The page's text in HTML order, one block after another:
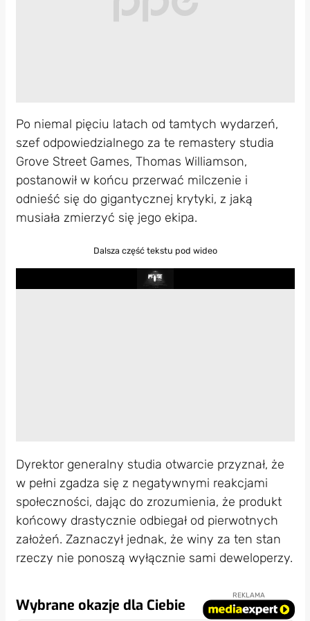
Po niemal pięciu latach od tamtych wydarzeń,
szef odpowiedzialnego za te remastery studia
Grove Street Games, Thomas Williamson,
postanowił w końcu przerwać milczenie i
odnieść się do gigantycznej krytyki, z jaką
musiała zmierzyć się jego ekipa.
Dalsza część tekstu pod wideo
Play
Dyrektor generalny studia otwarcie przyznał, że
w pełni zgadza się z negatywnymi reakcjami
społeczności, dając do zrozumienia, że produkt
końcowy drastycznie odbiegał od pierwotnych
założeń. Zaznaczył jednak, że winy za ten stan
rzeczy nie ponoszą wyłącznie sami deweloperzy.
Wybrane okazje dla Ciebie
REKLAMA